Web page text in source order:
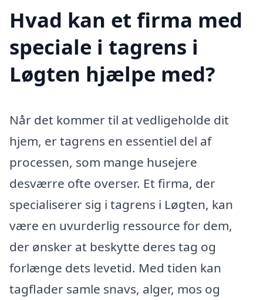
Hvad kan et firma med
speciale i tagrens i
Løgten hjælpe med?
Når det kommer til at vedligeholde dit
hjem, er tagrens en essentiel del af
processen, som mange husejere
desværre ofte overser. Et firma, der
specialiserer sig i tagrens i Løgten, kan
være en uvurderlig ressource for dem,
der ønsker at beskytte deres tag og
forlænge dets levetid. Med tiden kan
tagflader samle snavs, alger, mos og